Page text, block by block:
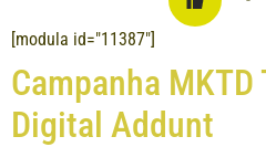
[modula id="11387"]
Campanha
Digital Addunt